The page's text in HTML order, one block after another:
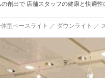
創出で 店舗スタッフの健康と快適
型ベースライト ／ ダウンライト ／